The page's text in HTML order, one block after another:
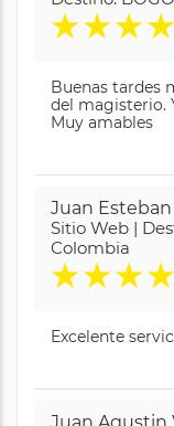
★★★★
Buenas tardes
del magisterio.
Muy amables
Juan
Sitio Web |
Colombia
★★★★
Excelente
Juan Agustin